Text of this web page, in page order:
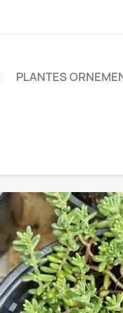
PLANTES